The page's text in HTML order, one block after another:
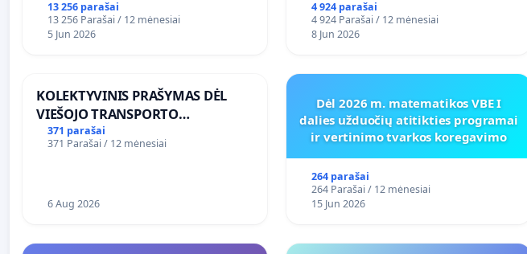
13 256 parašai
13 256 Parašai / 12 mėnesiai
5 Jun 2026
4 924 parašai
4 924 Parašai / 12 mėnesiai
8 Jun 2026
KOLEKTYVINIS PRAŠYMAS DĖL
VIEŠOJO TRANSPORTO
SUSISIEKIMO GERINIMO
VOSYLIUKŲ KAIME
371 parašai
371 Parašai / 12 mėnesiai
6 Aug 2026
Dėl 2026 m. matematikos VBE I
dalies užduočių atitikties programai
ir vertinimo tvarkos koregavimo
264 parašai
264 Parašai / 12 mėnesiai
15 Jun 2026